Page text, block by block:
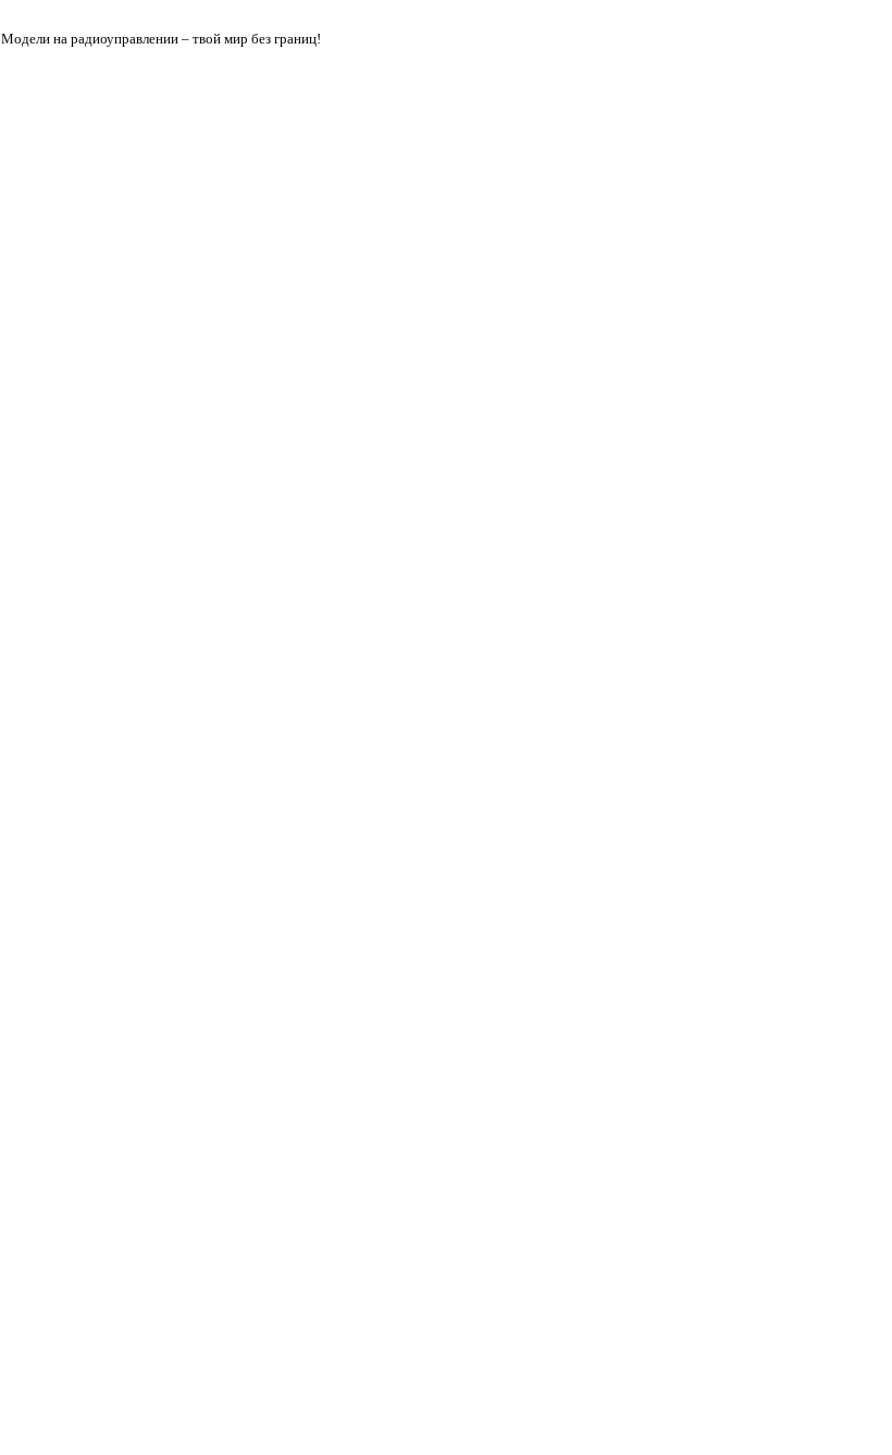
Модели на радиоуправлении – твой мир без границ!